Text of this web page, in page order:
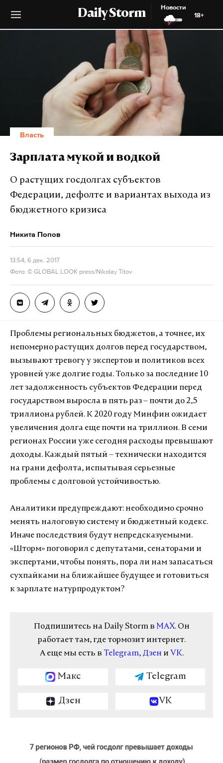
Daily Storm
Новости
18+
Власть
Зарплата мукой и водкой
О растущих госдолгах субъектов
Федерации, дефолте и вариантах выхода из
бюджетного кризиса
Никита Попов
13:54, 6 дек. 2017
Фото: © GLOBAL LOOK press/Nikolay Titov
Проблемы региональных бюджетов, а точнее, их
непомерно растущих долгов перед государством,
вызывают тревогу у экспертов и политиков всех
уровней уже долгие годы. Только за последние 10
лет задолженность субъектов Федерации перед
государством выросла в пять раз – почти до 2,5
триллиона рублей. К 2020 году Минфин ожидает
увеличения долга еще почти на триллион. В семи
регионах России уже сегодня расходы превышают
доходы. Каждый пятый – технически находится
на грани дефолта, испытывая серьезные
проблемы с долговой устойчивостью.
Аналитики предупреждают: необходимо срочно
менять налоговую систему и бюджетный кодекс.
Иначе последствия будут непредсказуемыми.
«Шторм» поговорил с депутатами, сенаторами и
экспертами, чтобы понять, пора ли нам запасаться
сухпайками на ближайшее будущее и готовиться
к зарплате натурпродуктом?
Подпишитесь на Daily Storm в MAX. Он
работает там, где тормозит интернет.
А еще мы есть в Telegram, Дзен и VK.
Макс Telegram
Дзен VK